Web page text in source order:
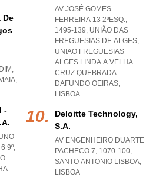
De
,
-
9º,
AV JOSÉ GOMES
FERREIRA 13 2ºESQ.,
1495-139, UNIÃO DAS
FREGUESIAS DE ALGES,
UNIAO FREGUESIAS
ALGES LINDA A VELHA
CRUZ QUEBRADA
DAFUNDO OEIRAS,
LISBOA
Deloitte Technology,
S.a.
AV ENGENHEIRO DUARTE
PACHECO 7, 1070-100,
SANTO ANTONIO LISBOA,
LISBOA